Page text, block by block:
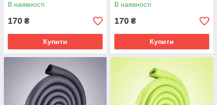
В наявності
170 ₴
Купити
В наявності
170 ₴
Купити